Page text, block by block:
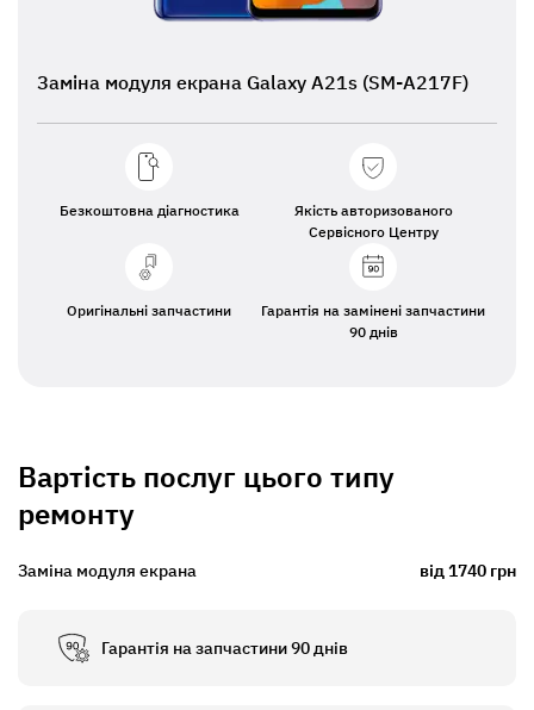
Заміна модуля екрана Galaxy A21s (SM-A217F)
Безкоштовна діагностика
Якість авторизованого
Сервісного Центру
Оригінальні запчастини
Гарантія на замінені запчастини
90 днів
Вартість послуг цього типу
ремонту
Заміна модуля екрана від 1740 грн
Гарантія на запчастини 90 днів